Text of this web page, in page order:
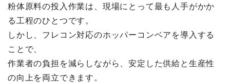
粉体原料の投入作業は、現場にとって最も人手がかか
る工程のひとつです。
しかし、フレコン対応のホッパーコンベアを導入する
ことで、
作業者の負担を減らしながら、安定した供給と生産性
の向上を両立できます。